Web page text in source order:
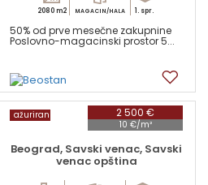
2080 m2 MAGACIN/HALA 1. spr.
50% od prve mesečne zakupnine
Poslovno-magacinski prostor 5...
2 500 €
10 €/m²
ažuriran
Beograd, Savski venac, Savski
venac opština